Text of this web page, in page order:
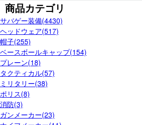
商品カテゴリ
サバゲー装備(4430)
ヘッドウェア(517)
帽子(255)
ベースボールキャップ(154)
プレーン(18)
タクティカル(57)
ミリタリー(38)
ポリス(8)
消防(3)
ガンメーカー(23)